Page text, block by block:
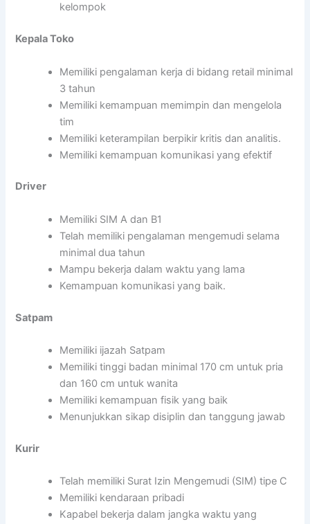
kelompok
Kepala Toko
Memiliki pengalaman kerja di bidang retail minimal
3 tahun
Memiliki kemampuan memimpin dan mengelola
tim
Memiliki keterampilan berpikir kritis dan analitis.
Memiliki kemampuan komunikasi yang efektif
Driver
Memiliki SIM A dan B1
Telah memiliki pengalaman mengemudi selama
minimal dua tahun
Mampu bekerja dalam waktu yang lama
Kemampuan komunikasi yang baik.
Satpam
Memiliki ijazah Satpam
Memiliki tinggi badan minimal 170 cm untuk pria
dan 160 cm untuk wanita
Memiliki kemampuan fisik yang baik
Menunjukkan sikap disiplin dan tanggung jawab
Kurir
Telah memiliki Surat Izin Mengemudi (SIM) tipe C
Memiliki kendaraan pribadi
Kapabel bekerja dalam jangka waktu yang